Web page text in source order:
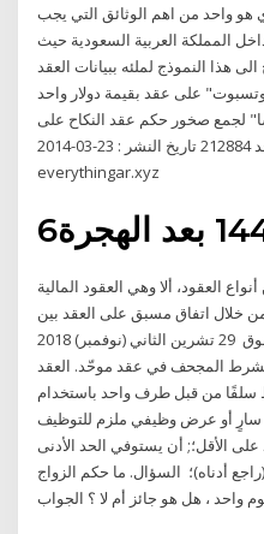
واحد من اهم الوثائق التي يجب
المملكة العربية السعودية حيث
هذا النموذج لملئه ببيانات العقد
على عقد بقيمة دولار واحد
لجمع صخور حكم عقد النكاح على
امرأتين في يوم واحد 212884 تاريخ النشر : 23-03-2014 See full list on
everythingar.xyz
العقود، ألا وهي العقود المالية
خلال اتفاق مسبق على العقد بين
أطراف التعاقد يترتب عليه حقوق 29 تشرين الثاني (نوفمبر) 2018
الشرط المجحف في عقد موحّد. العقد
سلفًا من قبل طرف واحد باستخدام
سارٍ أو عرض وظيفي ملزم للتوظيف
الأقل؛; أن يستوفي الحد الأدنى
أدناه)؛ السؤال. ما حكم الزواج